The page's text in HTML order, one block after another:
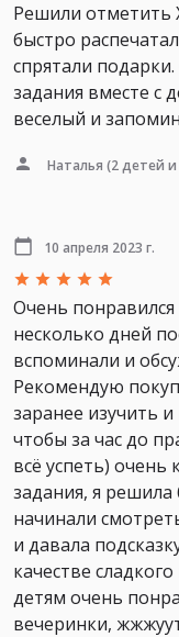
Решили отметить
быстро
спрятали
задания вместе с
веселый и
Наталья (2 детей
10 апреля 2023 г.
Очень
несколько дней
вспоминали и
Рекомендую
заранее изучить
чтобы за час до
всё успеть)
задания, я
начинали
и давала
качестве
детям очень
вечеринки,